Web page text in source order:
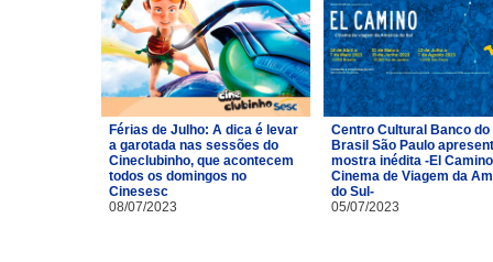
Férias de Julho: A dica é levar
a garotada nas sessões do
Cineclubinho, que acontecem
todos os domingos no
Cinesesc
08/07/2023
Centro Cultural Banco do
Brasil São Paulo
mostra inédita -El
Cinema de Viagem da
do Sul-
05/07/2023